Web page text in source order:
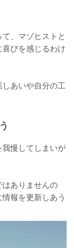
、マゾヒストと
びを感じるわけ
あいや自分の工
慢してしまいが
ありませんの
報を更新しあう